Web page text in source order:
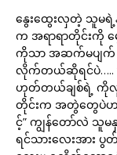
နွေးထွေးလှတဲ့ သူမရဲ့
က အရာရာတိုင်းကို မ
ကိုသာ အဆက်မပျက်
လိုက်တယ်ဆိုရင်ပဲ…..
ဟုတ်တယ်ချစ်ရဲ့ ကိုလူ
တိုင်းက အတွဲတွေပဲဟာ
င့်” ကျွန်တော်လဲ သူမ
ရင်သားလေးအား